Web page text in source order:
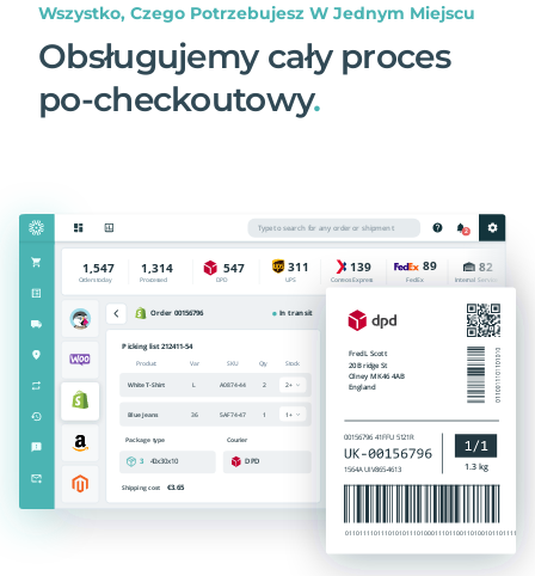
Wszystko, Czego Potrzebujesz W Jednym Miejscu
Obsługujemy cały proces
po-checkoutowy.